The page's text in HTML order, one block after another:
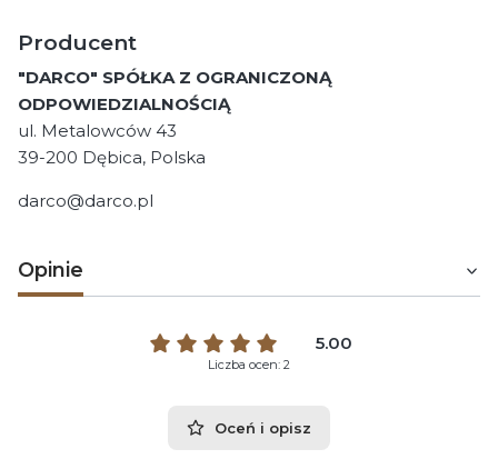
Producent
"DARCO" SPÓŁKA Z OGRANICZONĄ
ODPOWIEDZIALNOŚCIĄ
ul. Metalowców 43
39-200 Dębica, Polska
darco@darco.pl
Opinie
5.00
Liczba ocen: 2
Oceń i opisz